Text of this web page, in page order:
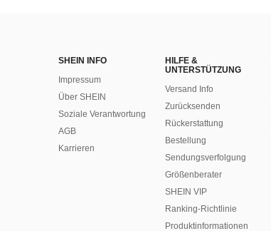
SHEIN INFO
Impressum
Über SHEIN
Soziale Verantwortung
AGB
Karrieren
HILFE &
UNTERSTÜTZUNG
Versand Info
Zurücksenden
Rückerstattung
Bestellung
Sendungsverfolgung
Größenberater
SHEIN VIP
Ranking-Richtlinie
​Produktinformationen